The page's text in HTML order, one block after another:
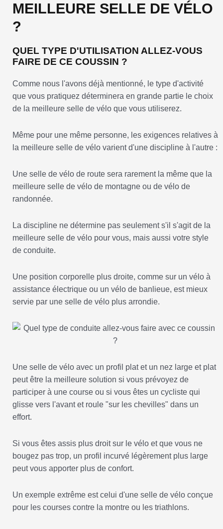
MEILLEURE SELLE DE VÉLO
?
QUEL TYPE D'UTILISATION ALLEZ-VOUS
FAIRE DE CE COUSSIN ?
Comme nous l'avons déjà mentionné, le type d'activité
que vous pratiquez déterminera en grande partie le choix
de la meilleure selle de vélo que vous utiliserez.
Même pour une même personne, les exigences relatives à
la meilleure selle de vélo varient d'une discipline à l'autre :
Une selle de vélo de route sera rarement la même que la
meilleure selle de vélo de montagne ou de vélo de
randonnée.
La discipline ne détermine pas seulement s'il s'agit de la
meilleure selle de vélo pour vous, mais aussi votre style
de conduite.
Une position corporelle plus droite, comme sur un vélo à
assistance électrique ou un vélo de banlieue, est mieux
servie par une selle de vélo plus arrondie.
Une selle de vélo avec un profil plat et un nez large et plat
peut être la meilleure solution si vous prévoyez de
participer à une course ou si vous êtes un cycliste qui
glisse vers l'avant et roule "sur les chevilles" dans un
effort.
Si vous êtes assis plus droit sur le vélo et que vous ne
bougez pas trop, un profil incurvé légèrement plus large
peut vous apporter plus de confort.
Un exemple extrême est celui d'une selle de vélo conçue
pour les courses contre la montre ou les triathlons.